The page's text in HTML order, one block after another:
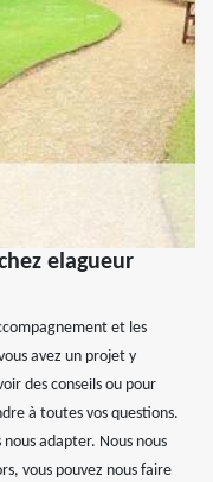
elagueur
et les
avez un projet y
des conseils ou pour
à toutes vos questions.
adapter. Nous nous
vous pouvez nous faire